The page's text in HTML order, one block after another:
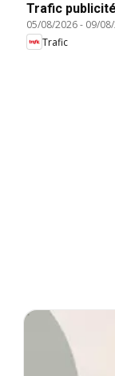
Trafic publicité
05/08/2026- 09/
Trafic